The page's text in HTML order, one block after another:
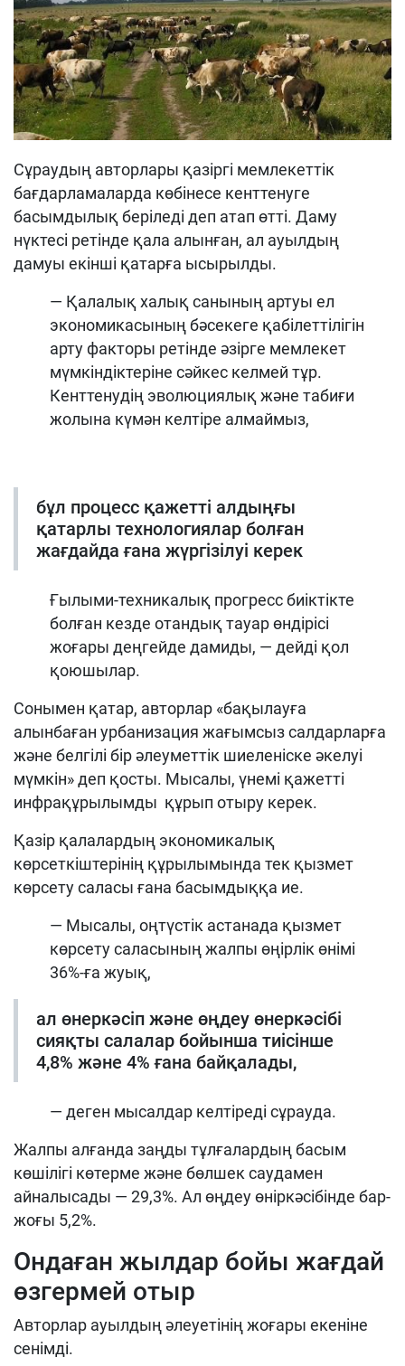
Сұраудың авторлары қазіргі мемлекеттік
бағдарламаларда көбінесе кенттенуге
басымдылық беріледі деп атап өтті. Даму
нүктесі ретінде қала алынған, ал ауылдың
дамуы екінші қатарға ысырылды.
— Қалалық халық санының артуы ел
экономикасының бәсекеге қабілеттілігін
арту факторы ретінде әзірге мемлекет
мүмкіндіктеріне сәйкес келмей тұр.
Кенттенудің эволюциялық және табиғи
жолына күмән келтіре алмаймыз,
бұл процесс қажетті алдыңғы
қатарлы технологиялар болған
жағдайда ғана жүргізілуі керек
Ғылыми-техникалық прогресс биіктікте
болған кезде отандық тауар өндірісі
жоғары деңгейде дамиды, — дейді қол
қоюшылар.
Сонымен қатар, авторлар «бақылауға
алынбаған урбанизация жағымсыз салдарларға
және белгілі бір әлеуметтік шиеленіске әкелуі
мүмкін» деп қосты. Мысалы, үнемі қажетті
инфрақұрылымды құрып отыру керек.
Қазір қалалардың экономикалық
көрсеткіштерінің құрылымында тек қызмет
көрсету саласы ғана басымдыққа ие.
— Мысалы, оңтүстік астанада қызмет
көрсету саласының жалпы өңірлік өнімі
36%-ға жуық,
ал өнеркәсіп және өңдеу өнеркәсібі
сияқты салалар бойынша тиісінше
4,8% және 4% ғана байқалады,
— деген мысалдар келтіреді сұрауда.
Жалпы алғанда заңды тұлғалардың басым
көшілігі көтерме және бөлшек саудамен
айналысады — 29,3%. Ал өңдеу өніркәсібінде бар-
жоғы 5,2%.
Ондаған жылдар бойы жағдай
өзгермей отыр
Авторлар ауылдың әлеуетінің жоғары екеніне
сенімді.